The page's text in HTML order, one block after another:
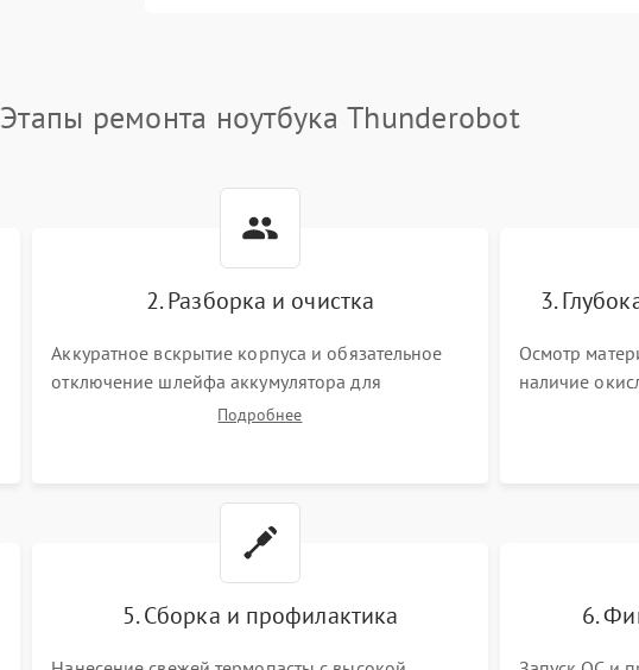
Этапы ремонта ноутбука Thunderobot
2. Разборка и очистка
Аккуратное вскрытие корпуса и обязательное
отключение шлейфа аккумулятора для
обесточивания платы. Демонтаж системы
Подробнее
3.
Осмотр
наличие
5. Сборка и профилактика 6.